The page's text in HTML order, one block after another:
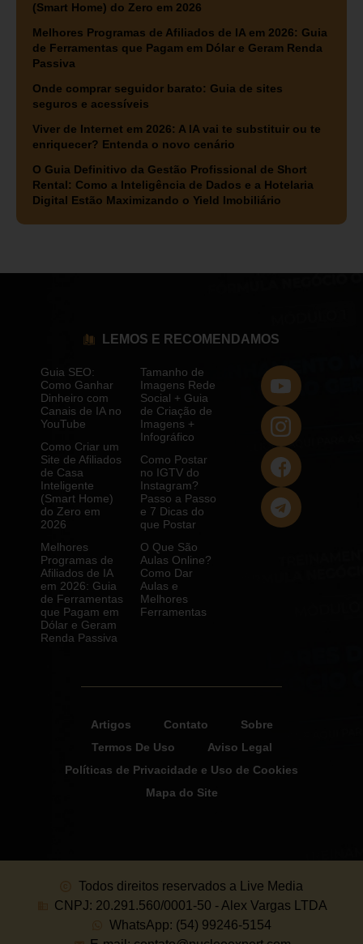
(Smart Home) do Zero em 2026
Melhores Programas de Afiliados de IA em 2026: Guia
de Ferramentas que Pagam em Dólar e Geram Renda
Passiva
Onde comprar seguidor barato: Guia de sites
seguros e acessíveis
Viver de Internet em 2026: A IA vai te substituir ou te
enriquecer? Entenda o novo cenário
O Guia Definitivo da Gestão Profissional de Short
Rental: Como a Inteligência de Dados e a Hotelaria
Digital Estão Maximizando o Yield Imobiliário
LEMOS E RECOMENDAMOS
Guia SEO:
Como Ganhar
Dinheiro com
Canais de IA no
YouTube
Como Criar um
Site de Afiliados
de Casa
Inteligente
(Smart Home)
do Zero em
2026
Melhores
Programas de
Afiliados de IA
em 2026: Guia
de Ferramentas
que Pagam em
Dólar e Geram
Renda Passiva
Tamanho de
Imagens Rede
Social + Guia
de Criação de
Imagens +
Infográfico
Como Postar
no IGTV do
Instagram?
Passo a Passo
e 7 Dicas do
que Postar
O Que São
Aulas Online?
Como Dar
Aulas e
Melhores
Ferramentas
Artigos Contato
Sobre
Termos De Uso
Aviso Legal
Políticas de Privacidade e Uso de Cookies
Mapa do Site
Todos direitos reservados a Live Media
CNPJ: 20.291.560/0001-50 - Alex Vargas LTDA
WhatsApp: (54) 99246-5154